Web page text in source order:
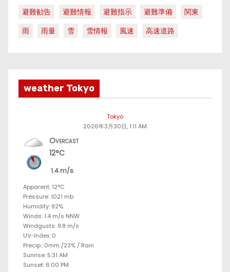
避難勧告
避難情報 避難指示 避難準備
関東
雨
雨量 雪 雪情報 風速 高速道路
weather Tokyo
Tokyo
2026年3月30日, 1:11 AM
Overcast
12°C
1.4 m/s
Apparent: 12°C
Pressure: 1021 mb
Humidity: 92%
Winds: 1.4 m/s NNW
Windgusts: 9.8 m/s
UV-Index: 0
Precip.: 0mm /23% / Rain
Sunrise: 5:31 AM
Sunset: 6:00 PM